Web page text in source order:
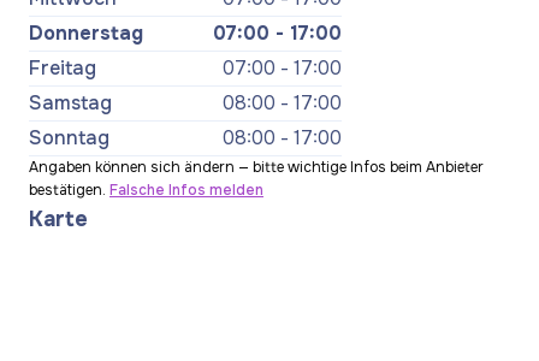
Donnerstag
07:00 - 17:00
Freitag
07:00 - 17:00
Samstag
08:00 - 17:00
Sonntag
08:00 - 17:00
Angaben können sich ändern — bitte wichtige Infos beim Anbieter
bestätigen. Falsche Infos melden
Karte